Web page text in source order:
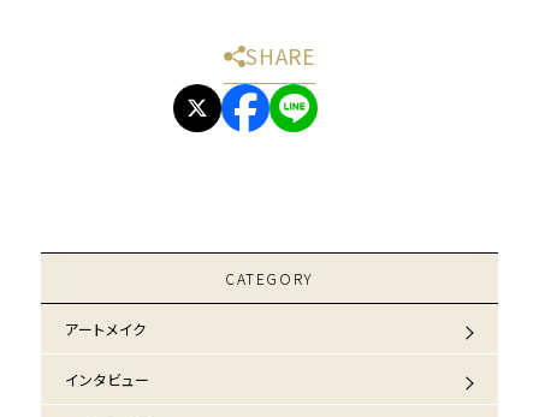
SHARE
CATEGORY
アートメイク
インタビュー